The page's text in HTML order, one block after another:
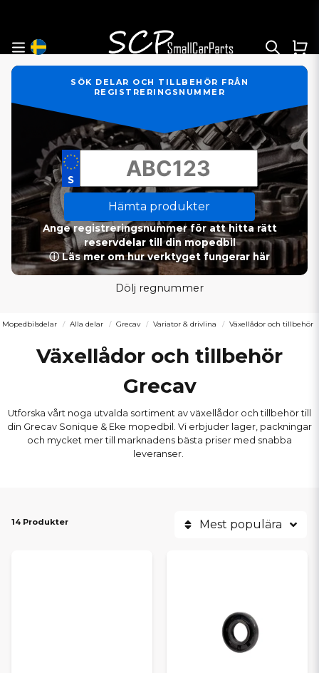
SÖK DELAR OCH TILLBEHÖR FRÅN
REGISTRERINGSNUMMER
Hämta produkter
Ange registreringsnummer för att hitta rätt
reservdelar till din mopedbil
ⓘ Läs mer om hur verktyget fungerar här
Dölj regnummer
Mopedbilsdelar Alla delar Grecav Variator & drivlina Växellådor och tillbehör
Växellådor och tillbehör
Grecav
Utforska vårt noga utvalda sortiment av växellådor och tillbehör till
din Grecav Sonique & Eke mopedbil. Vi erbjuder lager, packningar
och mycket mer till marknadens bästa priser med snabba
leveranser.
14 Produkter Mest populära